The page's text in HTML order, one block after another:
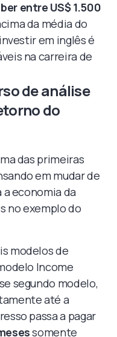
entre US$ 1.500
da média do
em inglês é
na carreira de
de análise
do
das primeiras
em mudar de
economia da
no exemplo do
modelos de
Income
segundo modelo,
até a
passa a pagar
somente